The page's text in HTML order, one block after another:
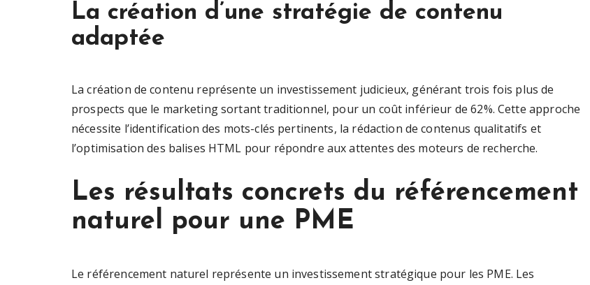
La création d’une stratégie de contenu
adaptée
La création de contenu représente un investissement judicieux, générant trois fois plus de
prospects que le marketing sortant traditionnel, pour un coût inférieur de 62%. Cette approche
nécessite l’identification des mots-clés pertinents, la rédaction de contenus qualitatifs et
l’optimisation des balises HTML pour répondre aux attentes des moteurs de recherche.
Les résultats concrets du référencement
naturel pour une PME
Le référencement naturel représente un investissement stratégique pour les PME. Les